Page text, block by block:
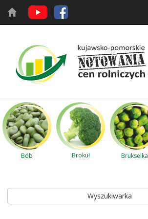
Bób Brokuł Brukselka
Wyszukiwarka